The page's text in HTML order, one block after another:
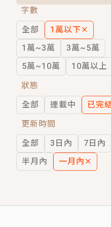
穿越｜《穿
字數
全部
1萬以下✕
1萬~3萬
3萬~5萬
5萬~10萬
10萬以上
狀態
全部
連載中 已完
更新時間
全部
3日內
7日內
半月內
一月內 ✕